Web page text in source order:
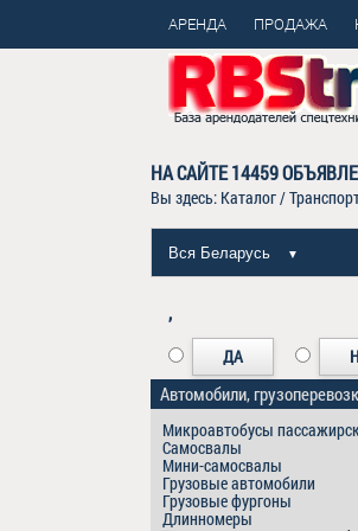
АРЕНДА ПРОДАЖА
НА САЙТЕ14459
Вы здесь: Каталог/
Вся Беларусь ▼
,
ДА
Автомобили,
Микроавтобусы
Самосвалы
Мини-самосвалы
Грузовые автомобили
Грузовые фургоны
Длинномеры